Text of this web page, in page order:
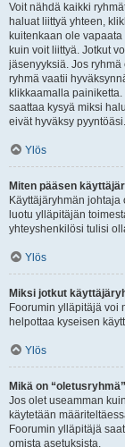
Voit nähdä kaikki
haluat liittyä yhteen,
kuitenkaan ole
kuin voit liittyä. Jotkut
jäsenyyksiä. Jos
ryhmä vaatii
klikkaamalla
saattaa kysyä miksi
eivät hyväksy
Ylös
Miten pääsen
Käyttäjäryhmän
luotu ylläpitäjän
yhteyshenkilösi tulisi
Ylös
Miksi jotkut
Foorumin ylläpitäjä voi
helpottaa kyseisen
Ylös
Mikä on
Jos olet useamman
käytetään
Foorumin ylläpitäjä
omista asetuksista.